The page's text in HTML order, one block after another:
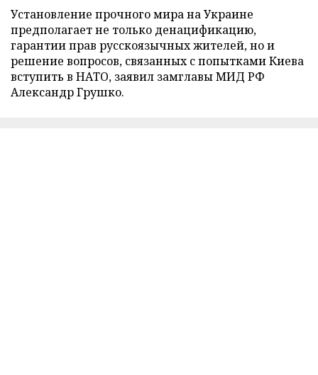
Установление прочного мира на Украине
предполагает не только денацификацию,
гарантии прав русскоязычных жителей, но и
решение вопросов, связанных с попытками Киева
вступить в НАТО, заявил замглавы МИД РФ
Александр Грушко.